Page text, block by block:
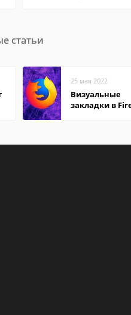
статьи
25 мая 2022
Визуальные
закладки в